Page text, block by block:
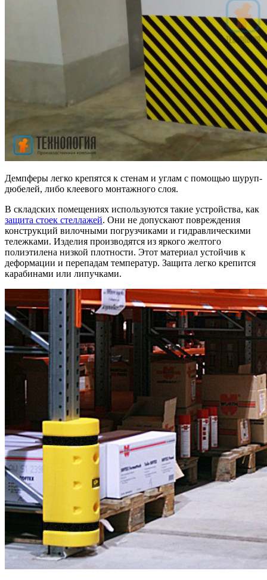
Демпферы легко крепятся к стенам и углам с помощью шуруп-
дюбелей, либо клеевого монтажного слоя.
В складских помещениях используются такие устройства, как
защита стоек стеллажей. Они не допускают повреждения
конструкций вилочными погрузчиками и гидравлическими
тележками. Изделия производятся из яркого желтого
полиэтилена низкой плотности. Этот материал устойчив к
деформации и перепадам температур. Защита легко крепится
карабинами или липучками.